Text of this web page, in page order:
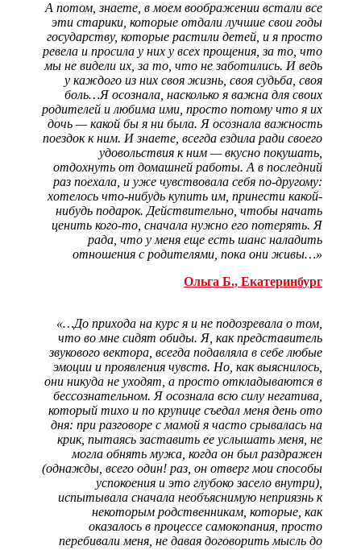
А потом, знаете, в моем воображении встали все
эти старики, которые отдали лучшие свои годы
государству, которые растили детей, и я просто
ревела и просила у них у всех прощения, за то, что
мы не видели их, за то, что не заботились. И ведь
у каждого из них своя жизнь, своя судьба, своя
боль…Я осознала, насколько я важна для своих
родителей и любима ими, просто потому что я их
дочь — какой бы я ни была. Я осознала важность
поездок к ним. И знаете, всегда ездила ради своего
удовольствия к ним — вкусно покушать,
отдохнуть от домашней работы. А в последний
раз поехала, и уже чувствовала себя по-другому:
хотелось что-нибудь купить им, принести какой-
нибудь подарок. Действительно, чтобы начать
ценить кого-то, сначала нужно его потерять. Я
рада, что у меня еще есть шанс наладить
отношения с родителями, пока они живы…»
Ольга Б., Екатеринбург
«…До прихода на курс я и не подозревала о том,
что во мне сидят обиды. Я, как представитель
звукового вектора, всегда подавляла в себе любые
эмоции и проявления чувств. Но, как выяснилось,
они никуда не уходят, а просто откладываются в
бессознательном. Я осознала всю силу негатива,
который тихо и по крупице съедал меня день ото
дня: при разговоре с мамой я часто срывалась на
крик, пытаясь заставить ее услышать меня, не
могла обнять мужа, когда он был раздражен
(однажды, всего один! раз, он отверг мои способы
успокоения и это глубоко засело внутри),
испытывала сначала необъяснимую неприязнь к
некоторым родственникам, которые, как
оказалось в процессе самокопания, просто
перебивали меня, не давая договорить мысль до